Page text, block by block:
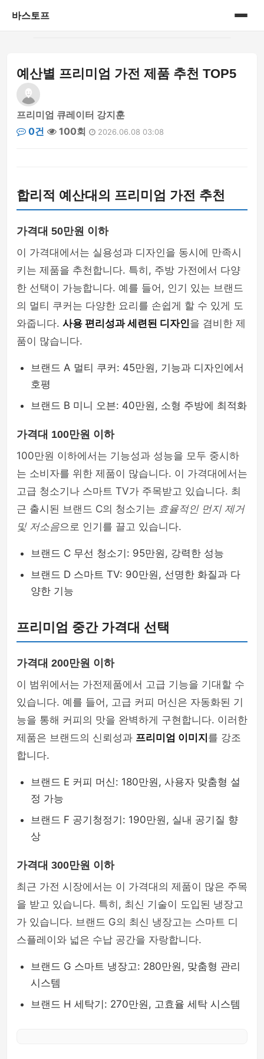
바스토프
공연&전시회
삼성 블루로거
삼성 블루로거 1기
세상이야기
아가이야기
여행이야기
예산별 프리미엄 가전 제품 추천 TOP5
프리미엄 큐레이터 강지훈
0건
100회 2026.06.08 03:08
합리적 예산대의 프리미엄 가전 추천
가격대 50만원 이하
이 가격대에서는 실용성과 디자인을 동시에 만족시
키는 제품을 추천합니다. 특히, 주방 가전에서 다양
한 선택이 가능합니다. 예를 들어, 인기 있는 브랜드
의 멀티 쿠커는 다양한 요리를 손쉽게 할 수 있게 도
와줍니다. 사용 편리성과 세련된 디자인을 겸비한 제
품이 많습니다.
브랜드 A 멀티 쿠커: 45만원, 기능과 디자인에서
호평
브랜드 B 미니 오븐: 40만원, 소형 주방에 최적화
가격대 100만원 이하
100만원 이하에서는 기능성과 성능을 모두 중시하
는 소비자를 위한 제품이 많습니다. 이 가격대에서는
고급 청소기나 스마트 TV가 주목받고 있습니다. 최
근 출시된 브랜드 C의 청소기는 효율적인 먼지 제거
및 저소음으로 인기를 끌고 있습니다.
브랜드 C 무선 청소기: 95만원, 강력한 성능
브랜드 D 스마트 TV: 90만원, 선명한 화질과 다
양한 기능
프리미엄 중간 가격대 선택
가격대 200만원 이하
이 범위에서는 가전제품에서 고급 기능을 기대할 수
있습니다. 예를 들어, 고급 커피 머신은 자동화된 기
능을 통해 커피의 맛을 완벽하게 구현합니다. 이러한
제품은 브랜드의 신뢰성과 프리미엄 이미지 를 강조
합니다.
브랜드 E 커피 머신: 180만원, 사용자 맞춤형 설
정 가능
브랜드 F 공기청정기: 190만원, 실내 공기질 향
상
가격대 300만원 이하
최근 가전 시장에서는 이 가격대의 제품이 많은 주목
을 받고 있습니다. 특히, 최신 기술이 도입된 냉장고
가 있습니다. 브랜드 G의 최신 냉장고는 스마트 디
스플레이와 넓은 수납 공간을 자랑합니다.
브랜드 G 스마트 냉장고: 280만원, 맞춤형 관리
시스템
브랜드 H 세탁기: 270만원, 고효율 세탁 시스템